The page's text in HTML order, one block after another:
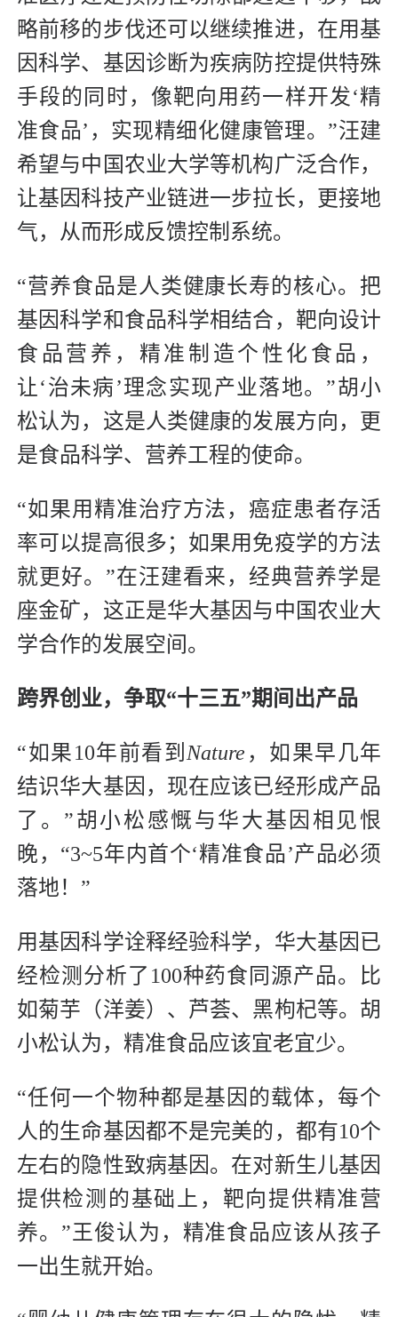
略前移的步伐还可以继续推进，在用基
因科学、基因诊断为疾病防控提供特殊
手段的同时，像靶向用药一样开发‘精
准食品’，实现精细化健康管理。”汪建
希望与中国农业大学等机构广泛合作，
让基因科技产业链进一步拉长，更接地
气，从而形成反馈控制系统。
“营养食品是人类健康长寿的核心。把
基因科学和食品科学相结合，靶向设计
食品营养，精准制造个性化食品，
让‘治未病’理念实现产业落地。”胡小
松认为，这是人类健康的发展方向，更
是食品科学、营养工程的使命。
“如果用精准治疗方法，癌症患者存活
率可以提高很多；如果用免疫学的方法
就更好。”在汪建看来，经典营养学是
座金矿，这正是华大基因与中国农业大
学合作的发展空间。
跨界创业， 争取“十三五”期间出产品
“如果10年前看到 Nature ，如果早几年
结识华大基因，现在应该已经形成产品
了。”胡小松感慨与华大基因相见恨
晚，“3~5年内首个‘精准食品’产品必须
落地！”
用基因科学诠释经验科学，华大基因已
经检测分析了100种药食同源产品。比
如菊芋（洋姜）、芦荟、黑枸杞等。胡
小松认为，精准食品应该宜老宜少。
“任何一个物种都是基因的载体，每个
人的生命基因都不是完美的，都有10个
左右的隐性致病基因。在对新生儿基因
提供检测的基础上，靶向提供精准营
养。”王俊认为，精准食品应该从孩子
一出生就开始。